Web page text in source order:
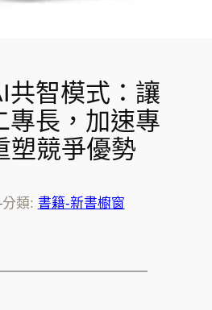
共智模式：讓
專長，加速專
塑競爭優勢
分類: 書籍-新書櫥窗